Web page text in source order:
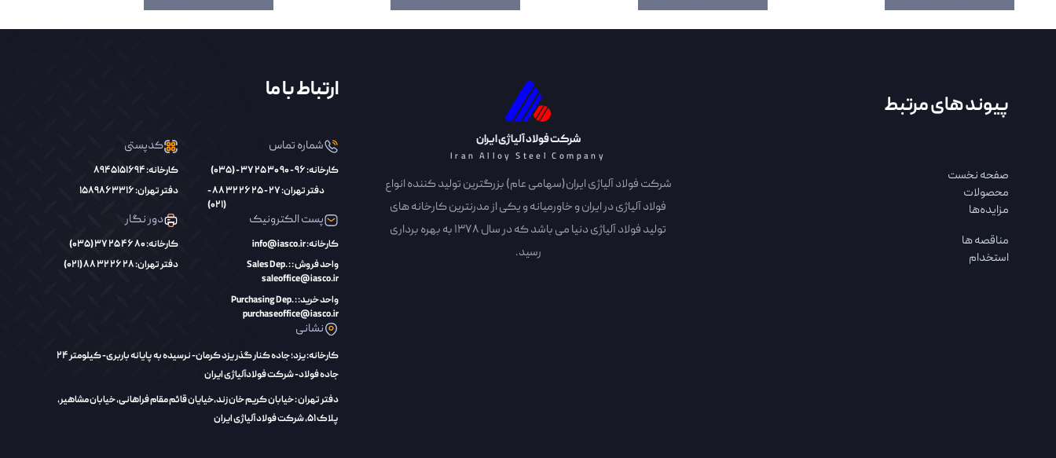
شرکت فولاد آلیاژی ایران
Iran Alloy Steel Company
شرکت فولاد آلیاژی ایران(سهامی عام) بزرگترین تولید کننده انواع
فولاد آلیاژی در ایران و خاورمیانه و یکی از مدرنترین کارخانه های
تولید فولاد آلیاژی دنیا می باشد که در سال 1378 به بهره برداری
رسید.
پیوند های مرتبط
صفحه نخست
محصولات
مزایده‌ها
مناقصه ها
استخدام
ارتباط با ما
شماره تماس
کارخانه: 96 - 90 30 25 37 - (035)
دفتر تهران: 27 - 25 26 32 88 -
(021)
کدپستی
کارخانه: 8945151694
دفتر تهران: 1589863316
پست الکترونیک
کارخانه: info@iasco.ir
واحد فروش : Sales Dep. :
saleoffice@iasco.ir
واحد خرید: Purchasing Dep. :
purchaseoffice@iasco.ir
دور نگار
کارخانه: 80 46 25 37 (035)
دفتر تهران: 28 26 32 88 (021)
نشانی
کارخانه: یزد؛ جاده کنار گذر یزد کرمان- نرسیده به پایانه باربری- کیلومتر 24
جاده فولاد- شرکت فولادآلیاژی ایران
دفتر تهران : خیابان کریم خان زند،‌خیایان قائم مقام فراهانی، خیابان مشاهیر،
پلاک 51، شرکت فولاد آلیاژی ایران